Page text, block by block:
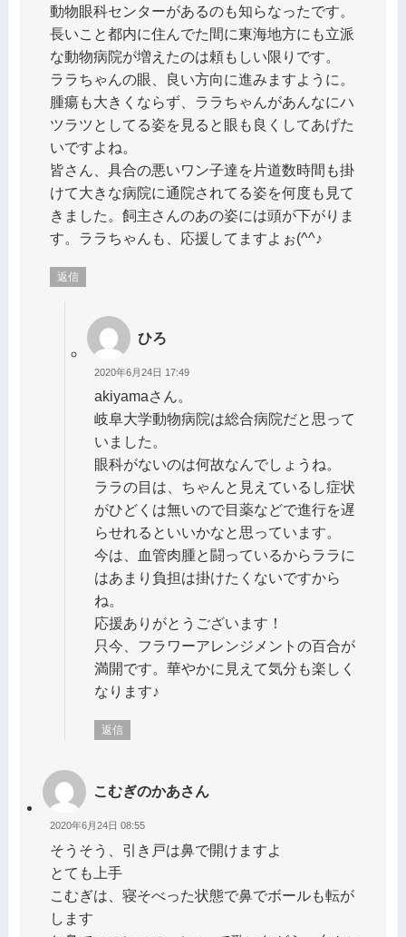
動物眼科センターがあるのも知らなったです。
長いこと都内に住んでた間に東海地方にも立派
な動物病院が増えたのは頼もしい限りです。
ララちゃんの眼、良い方向に進みますように。
腫瘍も大きくならず、ララちゃんがあんなにハ
ツラツとしてる姿を見ると眼も良くしてあげた
いですよね。
皆さん、具合の悪いワン子達を片道数時間も掛
けて大きな病院に通院されてる姿を何度も見て
きました。飼主さんのあの姿には頭が下がりま
す。ララちゃんも、応援してますよぉ(^^♪
返信
ひろ
2020年6月24日 17:49
akiyamaさん。
岐阜大学動物病院は総合病院だと思って
いました。
眼科がないのは何故なんでしょうね。
ララの目は、ちゃんと見えているし症状
がひどくは無いので目薬などで進行を遅
らせれるといいかなと思っています。
今は、血管肉腫と闘っているからララに
はあまり負担は掛けたくないですから
ね。
応援ありがとうございます！
只今、フラワーアレンジメントの百合が
満開です。華やかに見えて気分も楽しく
なります♪
返信
こむぎのかあさん
2020年6月24日 08:55
そうそう、引き戸は鼻で開けますよ
とても上手
こむぎは、寝そべった状態で鼻でボールも転が
します